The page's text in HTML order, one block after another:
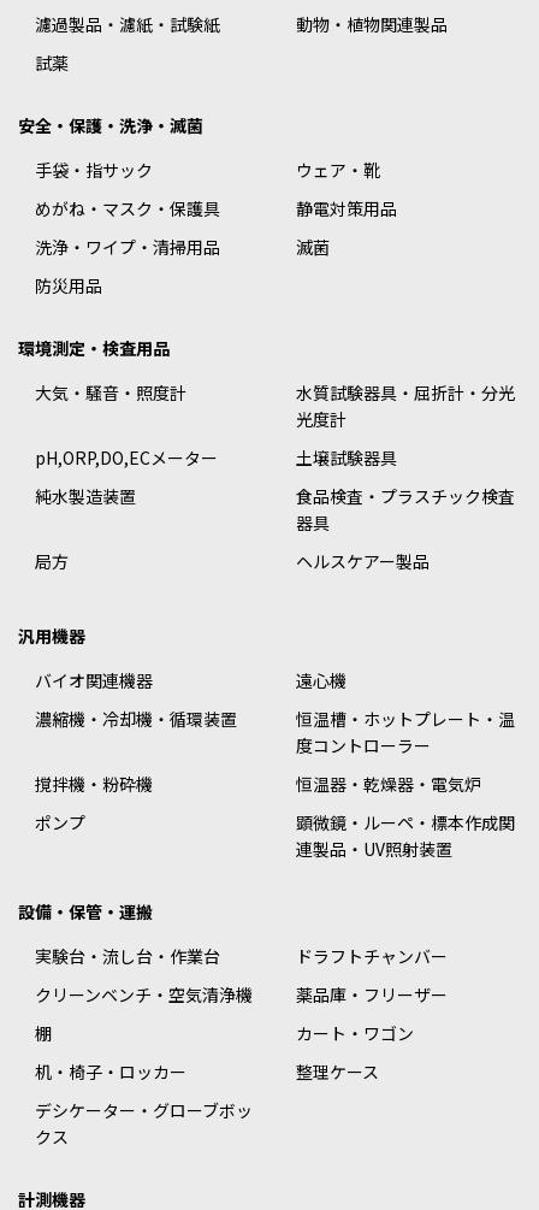
濾過製品・濾紙・試験紙
動物・植物関連製品
試薬
安全・保護・洗浄・滅菌
手袋・指サック
ウェア・靴
めがね・マスク・保護具
静電対策用品
洗浄・ワイプ・清掃用品
滅菌
防災用品
環境測定・検査用品
大気・騒音・照度計
水質試験器具・屈折計・分光
光度計
pH,ORP,DO,ECメーター
土壌試験器具
純水製造装置
食品検査・プラスチック検査
器具
局方
ヘルスケアー製品
汎用機器
バイオ関連機器
遠心機
濃縮機・冷却機・循環装置
恒温槽・ホットプレート・温
度コントローラー
撹拌機・粉砕機
恒温器・乾燥器・電気炉
ポンプ
顕微鏡・ルーペ・標本作成関
連製品・UV照射装置
設備・保管・運搬
実験台・流し台・作業台
ドラフトチャンバー
クリーンベンチ・空気清浄機
薬品庫・フリーザー
棚
カート・ワゴン
机・椅子・ロッカー
整理ケース
デシケーター・グローブボッ
クス
計測機器